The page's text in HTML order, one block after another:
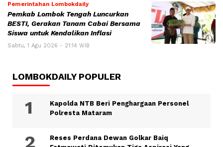
Pemerintahan Lombokdaily
Pemkab Lombok Tengah Luncurkan
BESTI, Gerakan Tanam Cabai Bersama
Siswa untuk Kendalikan Inflasi
Sabtu, 1 Agu 2026 - 21:14 WIB
LOMBOKDAILY POPULER
Kapolda NTB Beri Penghargaan Personel
Polresta Mataram
Reses Perdana Dewan Golkar Baiq